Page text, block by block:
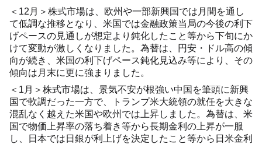
＜12月＞株式市場は、欧州や一部新興国では月間を通し
て低調な推移となり、米国では金融政策当局の今後の利下
げペースの見通しが想定より鈍化したこと等から下旬にか
けて変動が激しくなりました。為替は、円安・ドル高の傾
向が続き、米国の利下げペース鈍化見込み等により、その
傾向は月末に更に強まりました。
＜1月＞株式市場は、景気不安が根強い中国を筆頭に新興
国で軟調だった一方で、トランプ米大統領の就任を大きな
混乱なく越えた米国や欧州では上昇しました。為替は、米
国で物価上昇率の落ち着き等から長期金利の上昇が一服
し、日本では日銀が利上げを決定したこと等から日米金利